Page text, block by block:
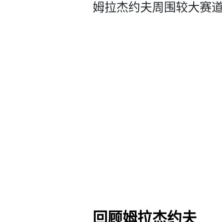
姆拉杰约夫周围较大赛
回顾姆拉杰约夫